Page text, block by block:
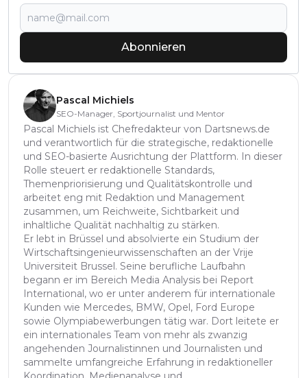
Abonnieren
Pascal Michiels
SEO-Manager, Sportjournalist und Mentor
Pascal Michiels ist Chefredakteur von Dartsnews.de
und verantwortlich für die strategische, redaktionelle
und SEO-basierte Ausrichtung der Plattform. In dieser
Rolle steuert er redaktionelle Standards,
Themenpriorisierung und Qualitätskontrolle und
arbeitet eng mit Redaktion und Management
zusammen, um Reichweite, Sichtbarkeit und
inhaltliche Qualität nachhaltig zu stärken.
Er lebt in Brüssel und absolvierte ein Studium der
Wirtschaftsingenieurwissenschaften an der Vrije
Universiteit Brussel. Seine berufliche Laufbahn
begann er im Bereich Media Analysis bei Report
International, wo er unter anderem für internationale
Kunden wie Mercedes, BMW, Opel, Ford Europe
sowie Olympiabewerbungen tätig war. Dort leitete er
ein internationales Team von mehr als zwanzig
angehenden Journalistinnen und Journalisten und
sammelte umfangreiche Erfahrung in redaktioneller